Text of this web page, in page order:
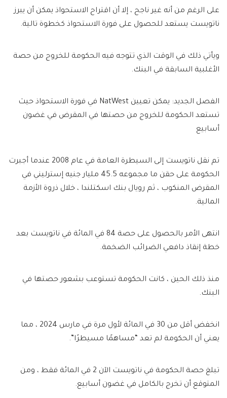
على الرغم من أنه غير ناجح ، إلا أن اقتراح الاستحواذ يمكن أن يبرز
ناتويست يستعد للحصول على فورة الاستحواذ كخطوة تالية.
ويأتي ذلك في الوقت الذي تتوجه فيه الحكومة للخروج من حصة
الأغلبية السابقة في البنك.
الفصل الجديد: يمكن تعيين NatWest في فورة الاستحواذ حيث
تستعد الحكومة للخروج من حصتها في المقرض في غضون
أسابيع
تم نقل ناتويست إلى السيطرة العامة في عام 2008 عندما أجبرت
الحكومة على حقن ما مجموعه 45.5 مليار جنيه إسترليني في
المقرض المنكوب ، ثم رويال بنك اسكتلندا ، خلال ذروة الأزمة
المالية.
انتهى الأمر بالحصول على حصة 84 في المائة في ناتويست بعد
خطة إنقاذ دافعي الضرائب الضخمة.
منذ ذلك الحين ، كانت الحكومة تستوعب بشعور حصتها في
البنك.
انخفض أقل من 30 في المائة لأول مرة في مارس 2024 ، مما
يعني أن الحكومة لم تعد “مساهمًا مسيطرًا”.
تبلغ حصة الحكومة في ناتويست الآن 2 في المائة فقط ، ومن
المتوقع أن تخرج بالكامل في غضون أسابيع.